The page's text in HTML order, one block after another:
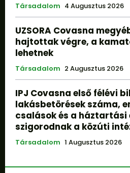
Társadalom 4 Augusztus 2026
UZSORA Covasna
hajtottak végre, a
lehetnek
Társadalom 2 Augusztus 2026
IPJ Covasna első félévi
lakásbetörések száma,
csalások és a háztartási
szigorodnak a közúti
Társadalom 1 Augusztus 2026